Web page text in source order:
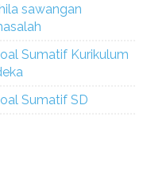
sawangan
Sumatif Kurikulum
Sumatif SD